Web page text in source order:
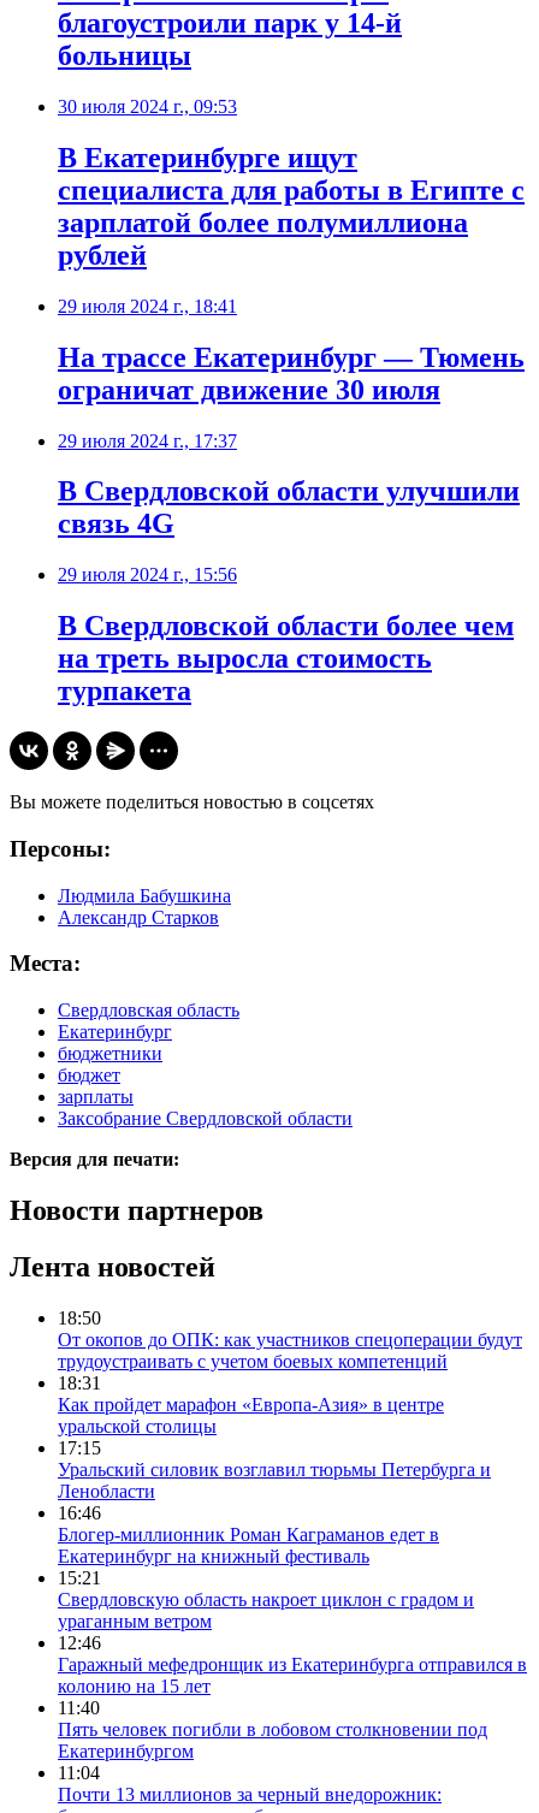
благоустроили парк у 14-й
больницы
30 июля 2024 г., 09:53
В Екатеринбурге ищут
специалиста для работы в Египте с
зарплатой более полумиллиона
рублей
29 июля 2024 г., 18:41
На трассе Екатеринбург — Тюмень
ограничат движение 30 июля
29 июля 2024 г., 17:37
В Свердловской области улучшили
связь 4G
29 июля 2024 г., 15:56
В Свердловской области более чем
на треть выросла стоимость
турпакета
Вы можете поделиться новостью в соцсетях
Персоны:
Людмила Бабушкина
Александр Старков
Места:
Свердловская область
Екатеринбург
бюджетники
бюджет
зарплаты
Заксобрание Свердловской области
Версия для печати:
Новости партнеров
Лента новостей
18:50
От окопов до ОПК: как участников спецоперации будут
трудоустраивать с учетом боевых компетенций
18:31
Как пройдет марафон «Европа-Азия» в центре
уральской столицы
17:15
Уральский силовик возглавил тюрьмы Петербурга и
Ленобласти
16:46
Блогер-миллионник Роман Каграманов едет в
Екатеринбург на книжный фестиваль
15:21
Свердловскую область накроет циклон с градом и
ураганным ветром
12:46
Гаражный мефедронщик из Екатеринбурга отправился в
колонию на 15 лет
11:40
Пять человек погибли в лобовом столкновении под
Екатеринбургом
11:04
Почти 13 миллионов за черный внедорожник: